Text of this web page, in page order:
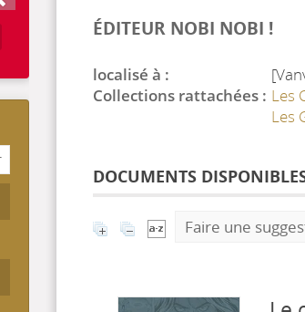
ÉDITEUR NOBI NOBI !
localisé à :
Collections rattachées : Les
Les
DOCUMENTS
Faire une